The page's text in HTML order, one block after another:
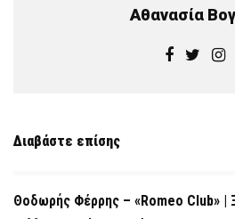
Αθανασία
Διαβάστε επίσης
Θοδωρής Φέρρης – «Romeo Club» |